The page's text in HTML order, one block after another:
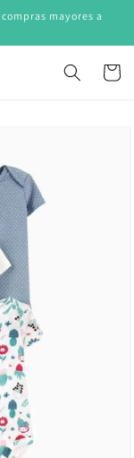
mayores a
Carrito